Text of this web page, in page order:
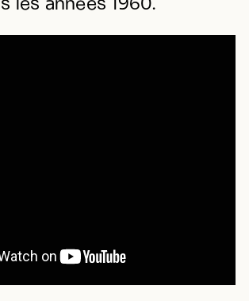
les années 1960.